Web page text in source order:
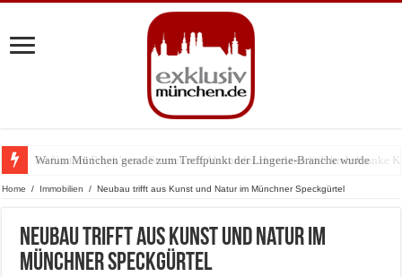
Warum München gerade zum Treffpunkt der Lingerie-Branche wurde
Home / Immobilien / Neubau trifft aus Kunst und Natur im Münchner Speckgürtel
Neubau trifft aus Kunst und Natur im
Münchner Speckgürtel